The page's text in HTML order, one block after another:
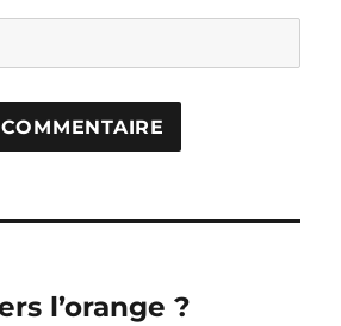
l’orange ?